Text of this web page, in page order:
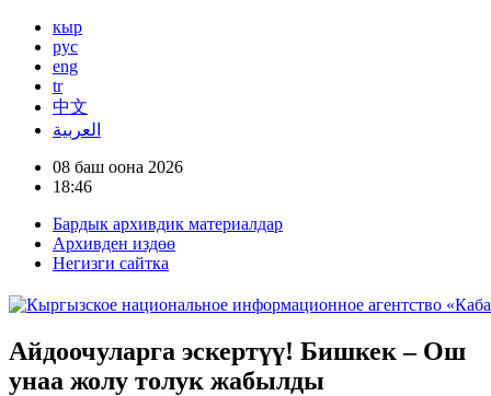
кыр
рус
eng
tr
中文
العربية
08 баш оона 2026
18:46
Бардык архивдик материалдар
Архивден издөө
Негизги сайтка
Айдоочуларга эскертүү! Бишкек – Ош
унаа жолу толук жабылды